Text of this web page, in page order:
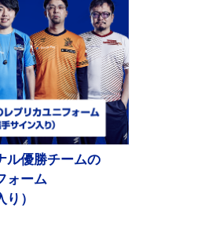
ル優勝チームの
ォーム
）